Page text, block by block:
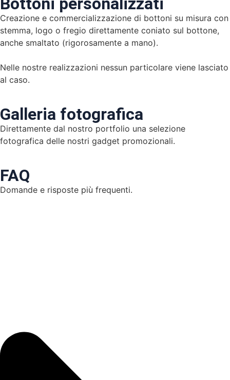
Creazione e commercializzazione di bottoni su misura con
stemma, logo o fregio direttamente coniato sul bottone,
anche smaltato (rigorosamente a mano).
Nelle nostre realizzazioni nessun particolare viene lasciato
al caso.
Galleria fotografica
Direttamente dal nostro portfolio una selezione
fotografica delle nostri gadget promozionali.
FAQ
Domande e risposte più frequenti.